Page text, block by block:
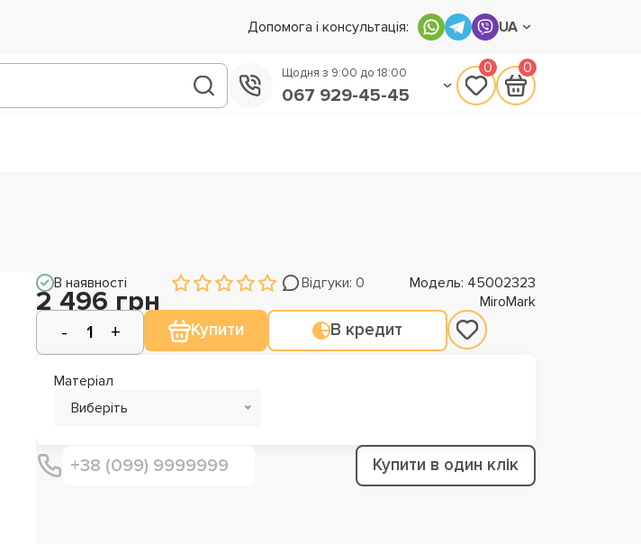
Допомога і консультація: UA
Щодня з 9:00 до 18:00
067 929-45-45
0 0
В наявності Відгуки: 0 Модель: 45002323
2 496 грн MiroMark
Купити В кредит
Матеріал
Виберіть
Купити в один клік